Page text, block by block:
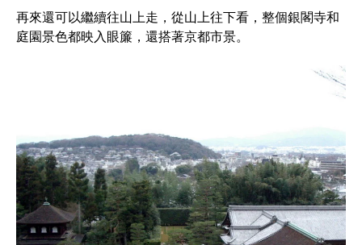
再來還可以繼續往山上走，從山上往下看，整個銀閣寺和
庭園景色都映入眼簾，還搭著京都市景。